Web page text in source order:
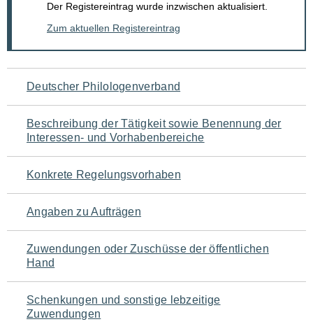
Der Registereintrag wurde inzwischen aktualisiert.
Zum aktuellen Registereintrag
Navigation
für
den
Seiteninhalt
Deutscher Philologenverband
Beschreibung der Tätigkeit sowie Benennung der
Interessen- und Vorhabenbereiche
Konkrete Regelungsvorhaben
Angaben zu Aufträgen
Zuwendungen oder Zuschüsse der öffentlichen
Hand
Schenkungen und sonstige lebzeitige
Zuwendungen